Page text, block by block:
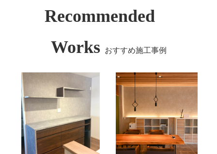
Recommended
Works
おすすめ施工事例